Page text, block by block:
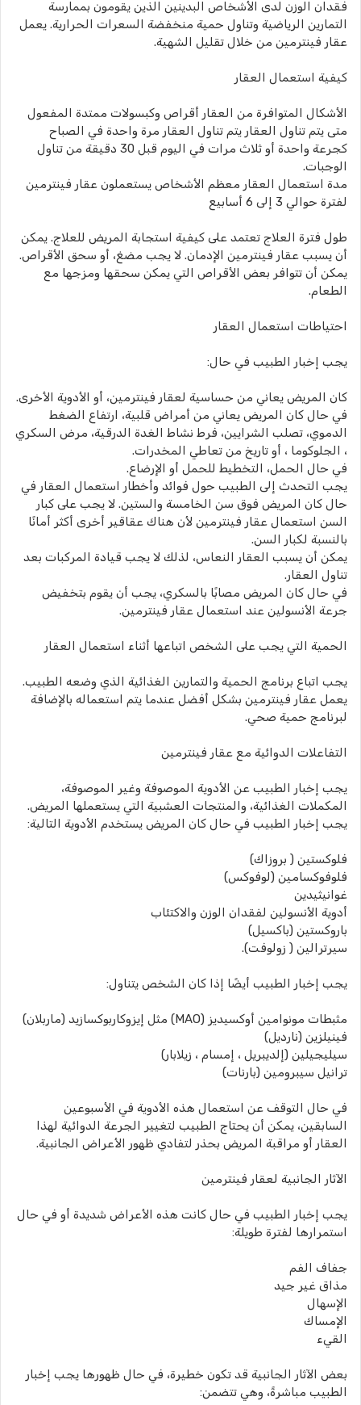
فقدان الوزن لدى الأشخاص البدينين الذين يقومون بممارسة
التمارين الرياضية وتناول حمية منخفضة السعرات الحرارية. يعمل
عقار فينترمين من خلال تقليل الشهية.
كيفية استعمال العقار
الأشكال المتوافرة من العقار أقراص وكبسولات ممتدة المفعول
متى يتم تناول العقار يتم تناول العقار مرة واحدة في الصباح
كجرعة واحدة أو ثلاث مرات في اليوم قبل 30 دقيقة من تناول
الوجبات.
مدة استعمال العقار معظم الأشخاص يستعملون عقار فينترمين
لفترة حوالي 3 إلى 6 أسابيع
طول فترة العلاج تعتمد على كيفية استجابة المريض للعلاج. يمكن
أن يسبب عقار فينترمين الإدمان. لا يجب مضغ، أو سحق الأقراص.
يمكن أن تتوافر بعض الأقراص التي يمكن سحقها ومزجها مع
الطعام.
احتياطات استعمال العقار
يجب إخبار الطبيب في حال:
كان المريض يعاني من حساسية لعقار فينترمين، أو الأدوية الأخرى.
في حال كان المريض يعاني من أمراض قلبية، ارتفاع الضغط
الدموي، تصلب الشرايين، فرط نشاط الغدة الدرقية، مرض السكري
، الجلوكوما ، أو تاريخ من تعاطي المخدرات.
في حال الحمل، التخطيط للحمل أو الإرضاع.
يجب التحدث إلى الطبيب حول فوائد وأخطار استعمال العقار في
حال كان المريض فوق سن الخامسة والستين. لا يجب على كبار
السن استعمال عقار فينترمين لأن هناك عقاقير أخرى أكثر أمانًا
بالنسبة لكبار السن.
يمكن أن يسبب العقار النعاس، لذلك لا يجب قيادة المركبات بعد
تناول العقار.
في حال كان المريض مصابًا بالسكري، يجب أن يقوم بتخفيض
جرعة الأنسولين عند استعمال عقار فينترمين.
الحمية التي يجب على الشخص اتباعها أثناء استعمال العقار
يجب اتباع برنامج الحمية والتمارين الغذائية الذي وضعه الطبيب.
يعمل عقار فينترمين بشكل أفضل عندما يتم استعماله بالإضافة
لبرنامج حمية صحي.
التفاعلات الدوائية مع عقار فينترمين
يجب إخبار الطبيب عن الأدوية الموصوفة وغير الموصوفة،
المكملات الغذائية، والمنتجات العشبية التي يستعملها المريض.
يجب إخبار الطبيب في حال كان المريض يستخدم الأدوية التالية:
فلوكستين ( بروزاك)
فلوفوكسامين (لوفوكس)
غوانيثيدين
أدوية الأنسولين لفقدان الوزن والاكتئاب
باروكستين (باكسيل)
سيرترالين ( زولوفت).
يجب إخبار الطبيب أيضًا إذا كان الشخص يتناول:
مثبطات مونوامين أوكسيديز (MAO) مثل إيزوكاربوكسازيد (ماربلان)
فينيلزين (نارديل)
سيليجيلين (إلديبريل ، إمسام ، زيلابار)
ترانيل سيبرومين (بارنات)
في حال التوقف عن استعمال هذه الأدوية في الأسبوعين
السابقين، يمكن أن يحتاج الطبيب لتغيير الجرعة الدوائية لهذا
العقار أو مراقبة المريض بحذر لتفادي ظهور الأعراض الجانبية.
الآثار الجانبية لعقار فينترمين
يجب إخبار الطبيب في حال كانت هذه الأعراض شديدة أو في حال
استمرارها لفترة طويلة:
جفاف الفم
مذاق غير جيد
الإسهال
الإمساك
القيء
بعض الآثار الجانبية قد تكون خطيرة، في حال ظهورها يجب إخبار
الطبيب مباشرةً، وهي تتضمن: